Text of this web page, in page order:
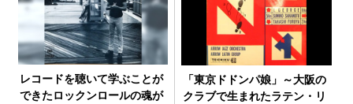
レコードを聴いて学ぶことが
できたロックンロールの魂が
「東京ドドンパ娘」～大阪の
クラブで生まれたラテン・リ